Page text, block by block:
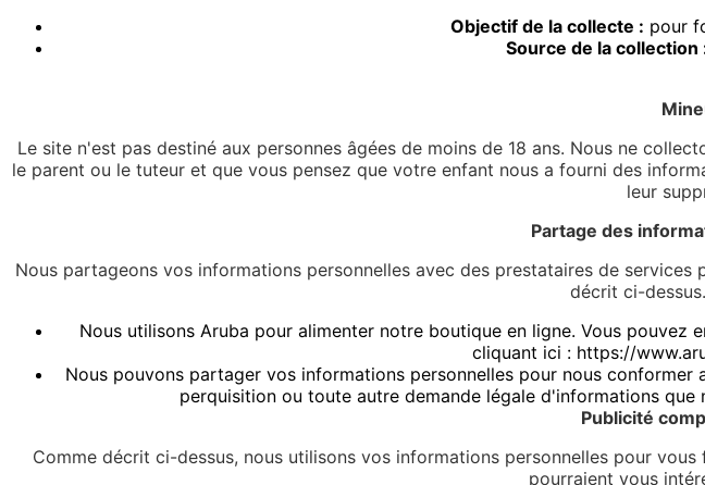
Objectif de la collecte : pour
Source de la collection
Le site n'est pas destiné aux personnes âgées de moins de 18 ans. Nous ne
le parent ou le tuteur et que vous pensez que votre enfant nous a fourni des
leur
Partage des
Nous partageons vos informations personnelles avec des prestataires de
décrit ci-
Nous utilisons Aruba pour alimenter notre boutique en ligne. Vous
cliquant ici : https://
Nous pouvons partager vos informations personnelles pour nous
perquisition ou toute autre demande légale d'informations
Publicité
Comme décrit ci-dessus, nous utilisons vos informations personnelles pour
pourraient vous